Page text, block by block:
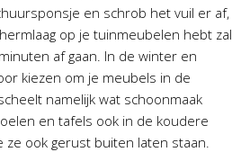
en schrob het vuil er af,
op je tuinmeubelen hebt zal
af gaan. In de winter en
kiezen om je meubels in de
namelijk wat schoonmaak
en tafels ook in de koudere
ze ook gerust buiten laten staan.